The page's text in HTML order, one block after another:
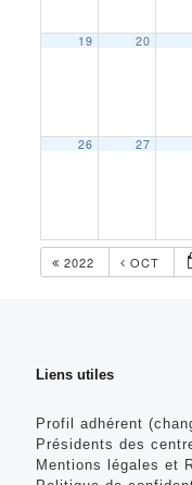
19 20
26 27
2022 OCT
Liens utiles
Profil adhérent
Présidents des
Mentions légales et